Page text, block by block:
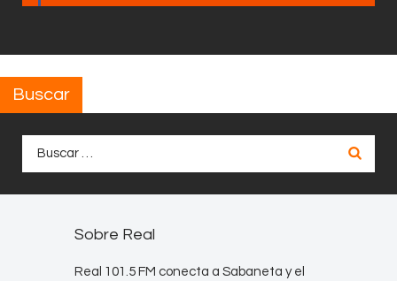
Buscar
Sobre Real
Real 101.5 FM conecta a Sabaneta y el